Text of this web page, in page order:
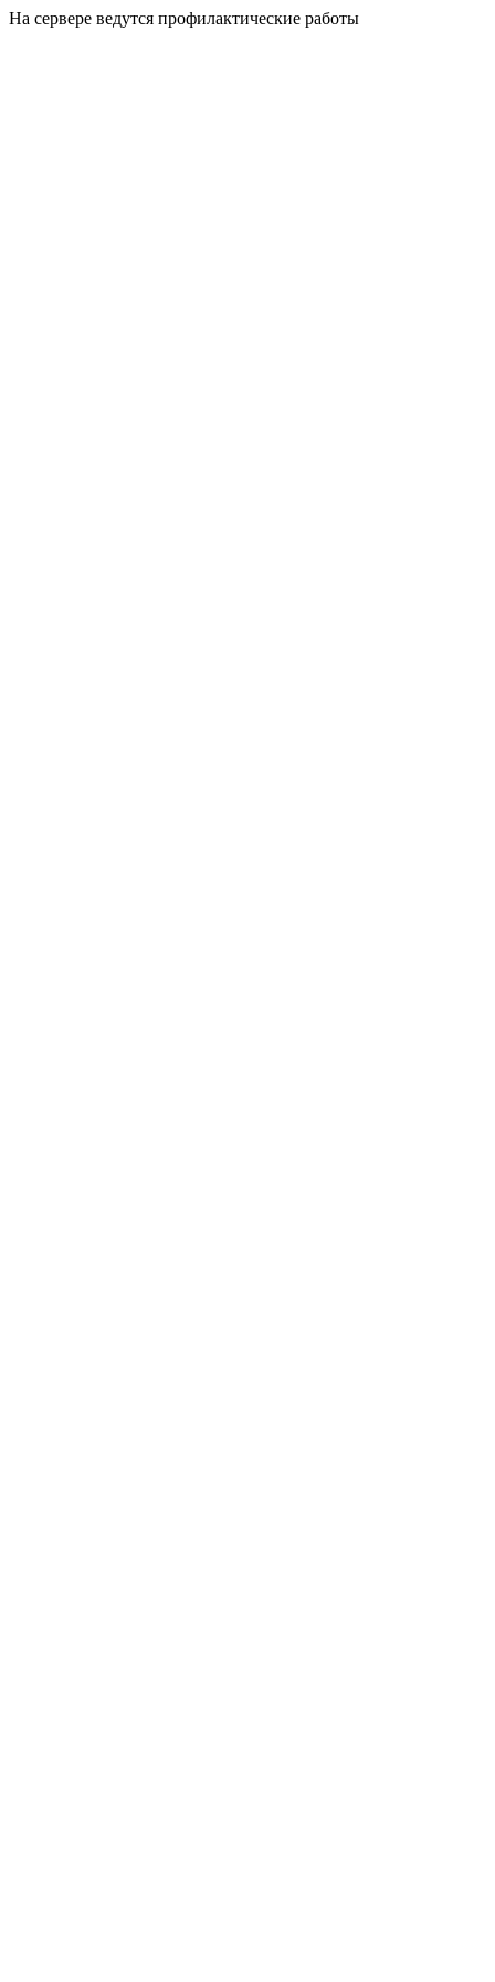
На сервере ведутся профилактические работы